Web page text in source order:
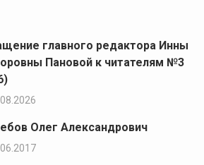
главного редактора Инны
Пановой к читателям №3
Олег Александрович